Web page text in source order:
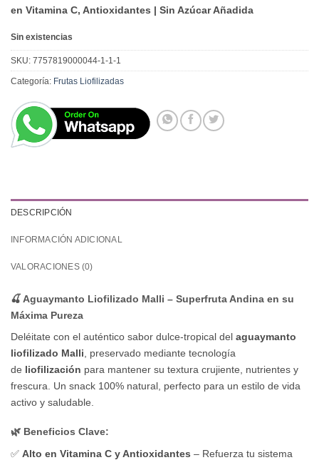
en Vitamina C, Antioxidantes | Sin Azúcar Añadida
Sin existencias
SKU: 7757819000044-1-1-1
Categoría: Frutas Liofilizadas
DESCRIPCIÓN
INFORMACIÓN ADICIONAL
VALORACIONES (0)
🍒 Aguaymanto Liofilizado Malli – Superfruta Andina en su
Máxima Pureza
Deléitate con el auténtico sabor dulce-tropical del aguaymanto
liofilizado Malli , preservado mediante tecnología
de liofilización para mantener su textura crujiente, nutrientes y
frescura. Un snack 100% natural, perfecto para un estilo de vida
activo y saludable.
🌿 Beneficios Clave:
✅ Alto en Vitamina C y Antioxidantes – Refuerza tu sistema